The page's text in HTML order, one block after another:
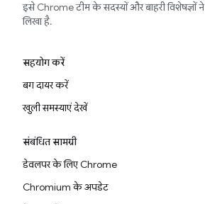
इसे Chrome टीम के सदस्यों और बाहरी विशेषज्ञों ने
लिखा है.
सहयोग करें
बग दायर करें
खुली समस्याएं देखें
संबंधित सामग्री
डेवलपर के लिए Chrome
Chromium के अपडेट